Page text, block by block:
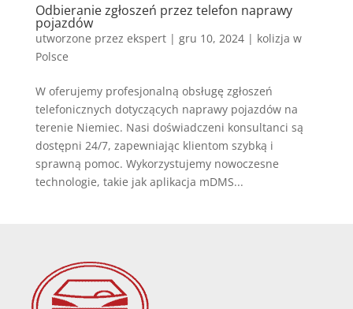
Odbieranie zgłoszeń przez telefon naprawy
pojazdów
utworzone przez ekspert| gru 10, 2024| kolizja w
Polsce
W oferujemy profesjonalną obsługę zgłoszeń
telefonicznych dotyczących naprawy pojazdów na
terenie Niemiec. Nasi doświadczeni konsultanci są
dostępni 24/7, zapewniając klientom szybką i
sprawną pomoc. Wykorzystujemy nowoczesne
technologie, takie jak aplikacja mDMS...